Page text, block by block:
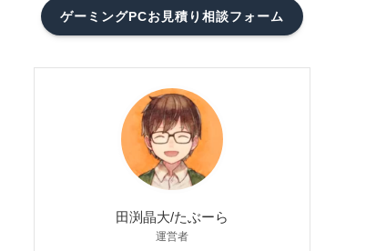
ゲーミングPCお見積り相談フォーム
田渕晶大/たぶーら
運営者